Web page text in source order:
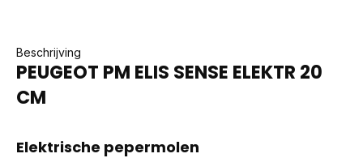
Beschrijving
PEUGEOT PM ELIS SENSE ELEKTR 20
CM
Elektrische pepermolen